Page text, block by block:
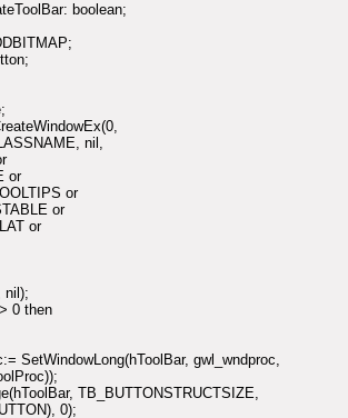
boolean;
nil,
or
or
or
or
nil);
0 then
SetWindowLong(hToolBar, gwl_wndproc,
TB_BUTTONSTRUCTSIZE,
0);